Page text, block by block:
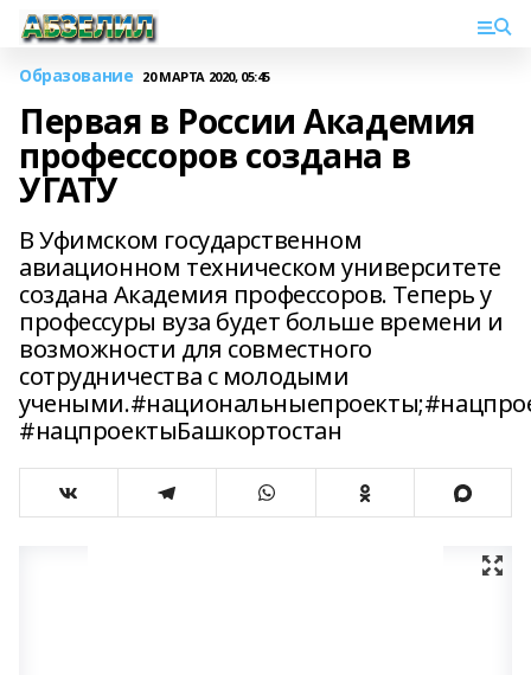
Образование 20 МАРТА 2020, 05:45
Первая в России Академия
профессоров создана в
УГАТУ
В Уфимском государственном
авиационном техническом университете
создана Академия профессоров. Теперь у
профессуры вуза будет больше времени и
возможности для совместного
сотрудничества с молодыми
#нацпроектыБашкортостан